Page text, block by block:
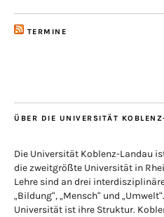
TERMINE
ÜBER DIE UNIVERSITÄT
Die Universität Koblenz-Landau
die zweitgrößte Universität in
Lehre sind an drei
„Bildung“, „Mensch“ und
Universität ist ihre Struktur.